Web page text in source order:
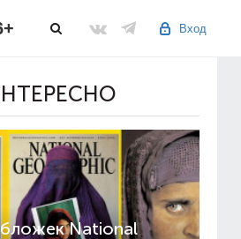
Вход
National